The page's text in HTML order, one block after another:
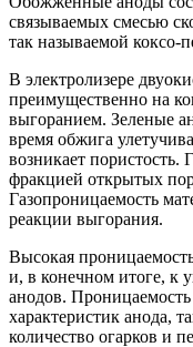
связываемых смесью
так называемой коксо-
В электролизере
преимущественно на
выгоранием. Зеленые
время обжига
возникает пористость.
фракцией открытых
Газопроницаемость
реакции выгорания.
Высокая
и, в конечном итоге, к
анодов.
характеристик анода,
количество огарков и